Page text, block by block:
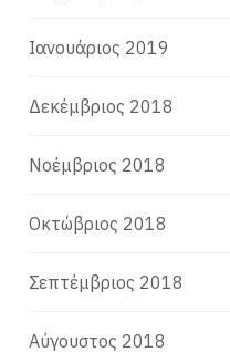
Ιανουάριος 2019
Δεκέμβριος 2018
Νοέμβριος 2018
Οκτώβριος 2018
Σεπτέμβριος 2018
Αύγουστος 2018